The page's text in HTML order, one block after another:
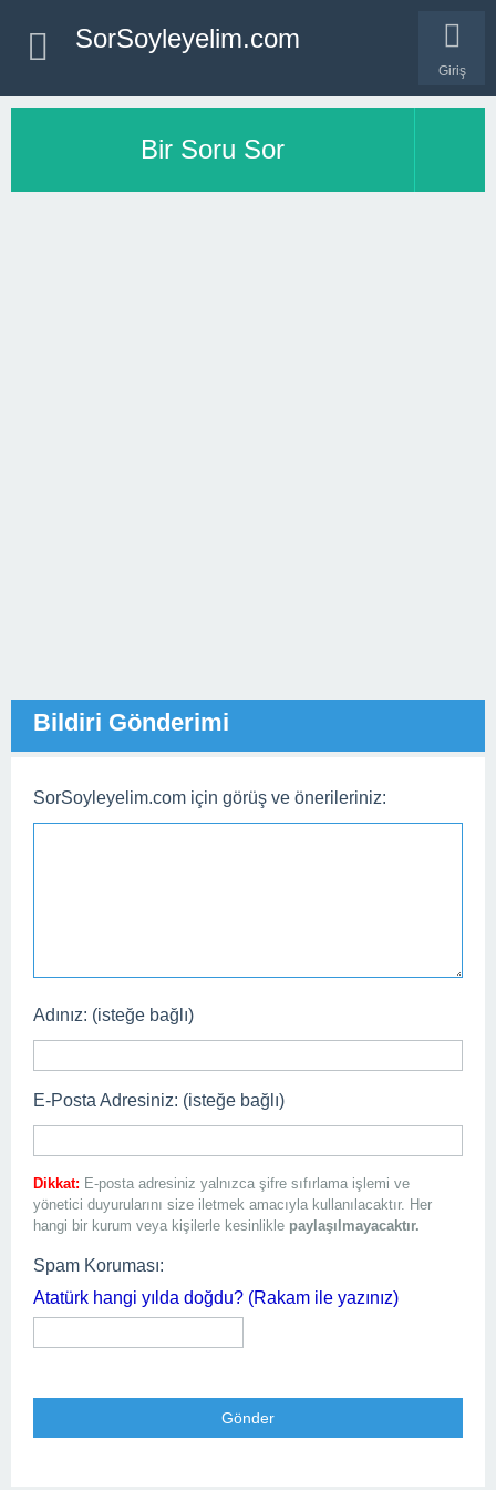
Giriş
SorSoyleyelim.com
Bir Soru Sor
Bildiri Gönderimi
SorSoyleyelim.com için görüş ve önerileriniz:
Adınız: (isteğe bağlı)
E-Posta Adresiniz: (isteğe bağlı)
Dikkat: E-posta adresiniz yalnızca şifre sıfırlama işlemi ve
yönetici duyurularını size iletmek amacıyla kullanılacaktır. Her
hangi bir kurum veya kişilerle kesinlikle paylaşılmayacaktır.
Spam Koruması:
Atatürk hangi yılda doğdu? (Rakam ile yazınız)